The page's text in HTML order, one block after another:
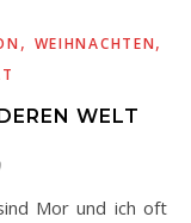
, WEIHNACHTEN,
WELT